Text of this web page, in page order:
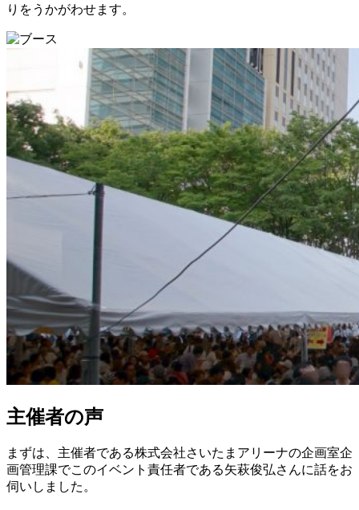
りをうかがわせます。
主催者の声
まずは、主催者である株式会社さいたまアリーナの企画室企
画管理課でこのイベント責任者である矢萩俊弘さんに話をお
伺いしました。